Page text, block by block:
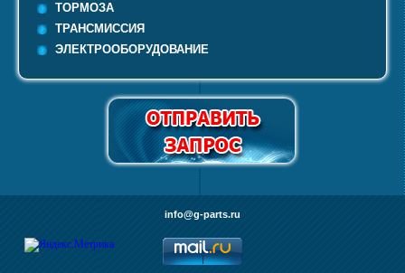
ТОРМОЗА
ТРАНСМИССИЯ
ЭЛЕКТРООБОРУДОВАНИЕ
info@g-parts.ru